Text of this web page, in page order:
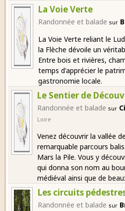
La Voie Verte
Randonnée et balade sur
La Voie Verte reliant le
la Flèche dévoile un
Entre bois et rivières,
temps d'apprécier le
gastronomie locale.
Le Sentier de
Randonnée et balade sur
Loire
Venez découvrir la vallée
remarquable parcours
Mars la Pile. Vous y
qui donna son nom au
médiéval ainsi que de
Les circuits
Randonnée et balade sur